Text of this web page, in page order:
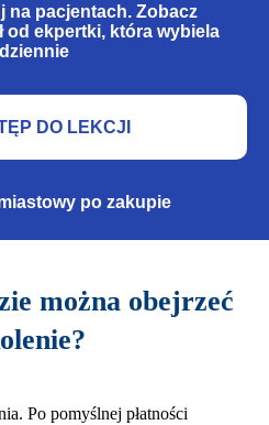
na pacjentach. Zobacz
od ekpertki, która wybiela
DO LEKCJI
po zakupie
można obejrzeć
Po pomyślnej płatności